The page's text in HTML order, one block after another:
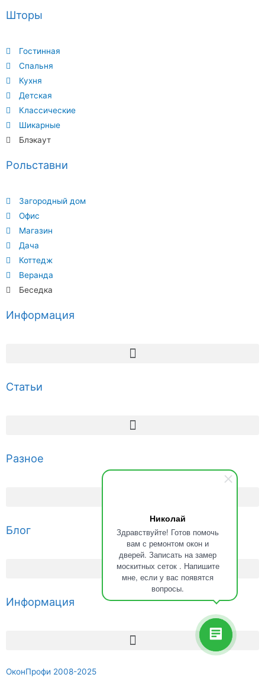
Николай
Здравствуйте! Готов помочь
вам с ремонтом окон и
дверей. Записать на замер
москитных сеток . Напишите
мне, если у вас появятся
вопросы.
Рольставни
Загородный дом
Офис
Магазин
Дача
Коттедж
Веранда
Беседка
Шторы
Гостинная
Спальня
Кухня
Детская
Классические
Шикарные
Блэкаут
Информация
Статьи
Разное
Блог
Информация
ОконПрофи 2008-2025